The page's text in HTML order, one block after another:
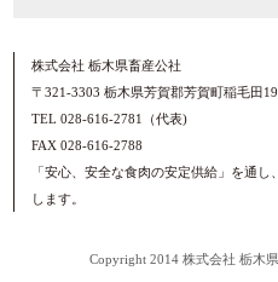
株式会社 栃木県畜産公社
〒321-3303 栃木県芳賀郡芳賀町稲毛田
TEL 028-616-2781（代表)
FAX 028-616-2788
「安心、安全な食肉の安定供給」を通
します。
Copyright 2014 株式会社 栃木